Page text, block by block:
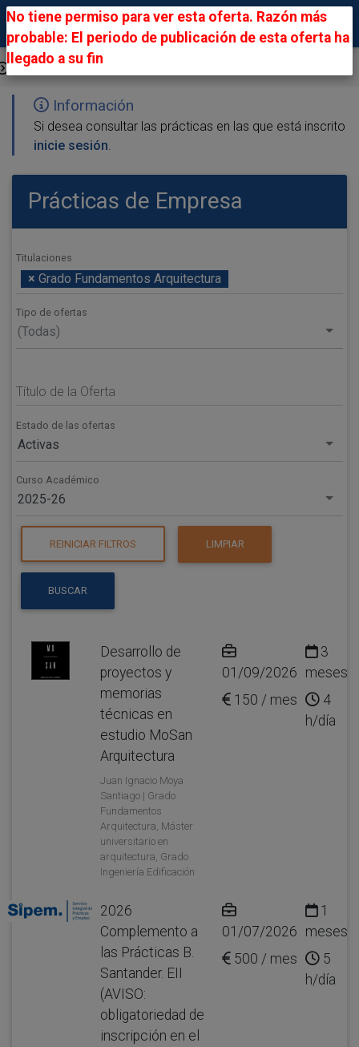
Ofertas Públicas
Información
Si desea consultar las prácticas en las que está inscrito
inicie sesión.
Prácticas de Empresa
Titulaciones
× Grado Fundamentos Arquitectura
Tipo de ofertas
(Todas)
Título de la Oferta
Estado de las ofertas
Activas
Curso Académico
2025-26
REINICIAR FILTROS LIMPIAR
BUSCAR
Desarrollo de
proyectos y
memorias
técnicas en
estudio MoSan
Arquitectura
Juan Ignacio Moya
Santiago | Grado
Fundamentos
Arquitectura, Máster
universitario en
arquitectura, Grado
Ingeniería Edificación
01/09/2026
150 / mes
3
meses
4
h/día
2026
Complemento a
las Prácticas B.
Santander. EII
(AVISO:
obligatoriedad de
inscripción en el
01/07/2026
500 / mes
1
meses
5
h/día
No tiene permiso para ver esta oferta. Razón más
probable: El periodo de publicación de esta oferta ha
llegado a su fin